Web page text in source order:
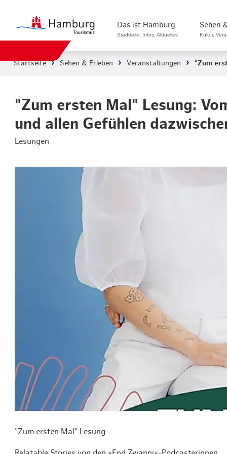
Das ist Hamburg
Stadtteile, Infos, Aktuelles
Die Welt in Hamburg
Hamburg nachhaltig erleben
Hamburg das ganze Jahr
Sehen
Kultur,
Kultur &
Hamburg
Startseite Sehen & Erleben Veranstaltungen "Zum
"Zum ersten Mal" Lesung:
und allen Gefühlen
Lesungen
"Zum ersten Mal" Lesung